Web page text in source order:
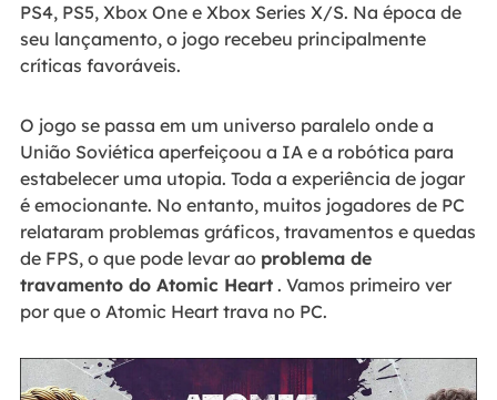
PS4, PS5, Xbox One e Xbox Series X/S. Na época de
seu lançamento, o jogo recebeu principalmente
críticas favoráveis.
O jogo se passa em um universo paralelo onde a
União Soviética aperfeiçoou a IA e a robótica para
estabelecer uma utopia. Toda a experiência de jogar
é emocionante. No entanto, muitos jogadores de PC
relataram problemas gráficos, travamentos e quedas
de FPS, o que pode levar ao problema de
travamento do Atomic Heart. Vamos primeiro ver
por que o Atomic Heart trava no PC.